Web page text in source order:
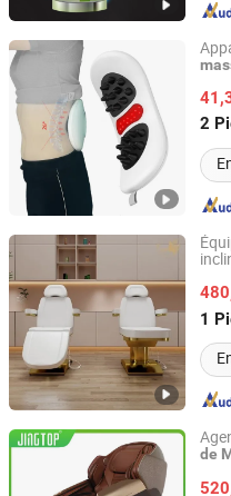
2
Shenzhen Pentasmart
Guangdong, China
1
Foshan Yayou Furniture
Guangdong, China
de
Fujian Jingtuo Health